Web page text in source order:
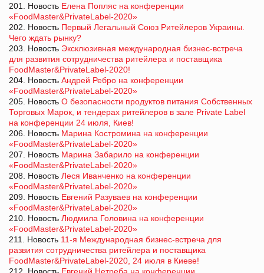
201. Новость Елена Попляс на конференции
«FoodMaster&PrivateLabel-2020»
202. Новость Первый Легальный Союз Ритейлеров Украины.
Чего ждать рынку?
203. Новость Эксклюзивная международная бизнес-встреча
для развития сотрудничества ритейлера и поставщика
FoodMaster&PrivateLabel-2020!
204. Новость Андрей Ребро на конференции
«FoodMaster&PrivateLabel-2020»
205. Новость О безопасности продуктов питания Собственных
Торговых Марок, и тендерах ритейлеров в зале Private Label
на конференции 24 июля, Киев!
206. Новость Марина Костромина на конференции
«FoodMaster&PrivateLabel-2020»
207. Новость Марина Забарило на конференции
«FoodMaster&PrivateLabel-2020»
208. Новость Леся Иванченко на конференции
«FoodMaster&PrivateLabel-2020»
209. Новость Евгений Разуваев на конференции
«FoodMaster&PrivateLabel-2020»
210. Новость Людмила Головина на конференции
«FoodMaster&PrivateLabel-2020»
211. Новость 11-я Международная бизнес-встреча для
развития сотрудничества ритейлера и поставщика
FoodMaster&PrivateLabel-2020, 24 июля в Киеве!
212. Новость Евгений Нетреба на конференции